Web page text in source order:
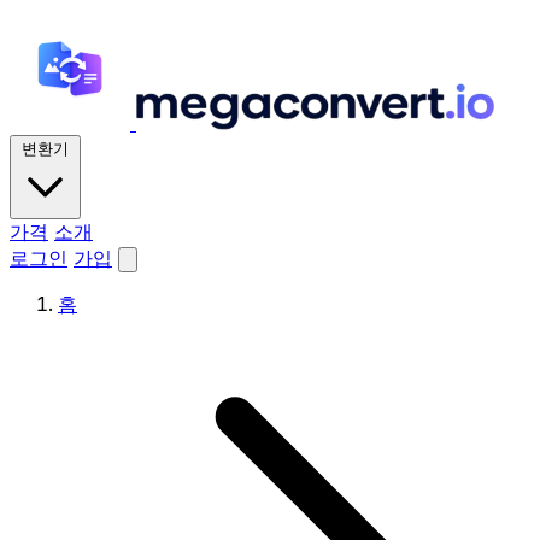
변환기
가격 소개
로그인 가입
홈